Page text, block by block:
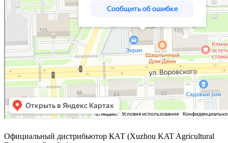
Официальный дистрибьютор КАТ (Xuzhou KAT Agricultural